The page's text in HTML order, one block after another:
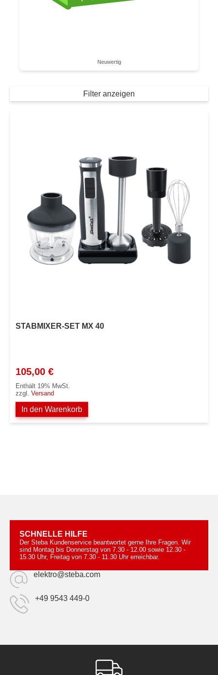
Neuwertig
Filter anzeigen
STABMIXER-SET MX 40
105,00 €
Enthält 19% MwSt.
zzgl. Versand
In den Warenkorb
SCHNELLE HILFE
Der Steba Kundenservice beantwortet gerne Ihre Fragen. Wir
sind Montag bis Donnerstag von 7.30 - 12.00 sowie 12.30 -
15.30 Uhr, Freitag von 7.30 - 11.30 Uhr erreichbar.
elektro@steba.com
+49 9543 449-0